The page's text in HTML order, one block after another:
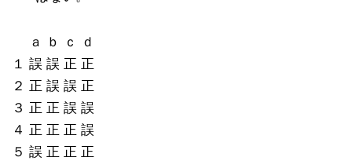
ａ ｂ ｃ ｄ
１ 誤 誤 正 正
２ 正 誤 誤 正
３ 正 正 誤 誤
４ 正 正 正 誤
５ 誤 正 正 正